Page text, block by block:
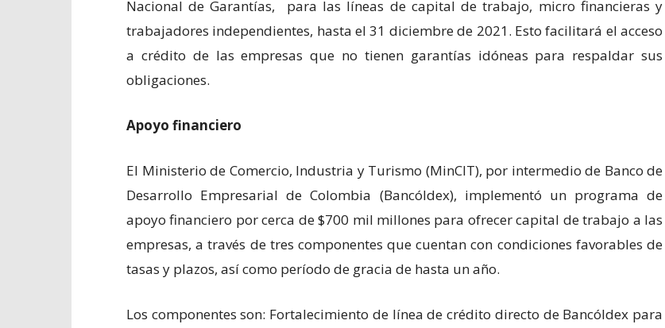
Nacional de Garantías, para las líneas de capital de trabajo, micro financieras y
trabajadores independientes, hasta el 31 diciembre de 2021. Esto facilitará el acceso
a crédito de las empresas que no tienen garantías idóneas para respaldar sus
obligaciones.
Apoyo financiero
El Ministerio de Comercio, Industria y Turismo (MinCIT), por intermedio de Banco de
Desarrollo Empresarial de Colombia (Bancóldex), implementó un programa de
apoyo financiero por cerca de $700 mil millones para ofrecer capital de trabajo a las
empresas, a través de tres componentes que cuentan con condiciones favorables de
tasas y plazos, así como período de gracia de hasta un año.
Los componentes son: Fortalecimiento de línea de crédito directo de Bancóldex para